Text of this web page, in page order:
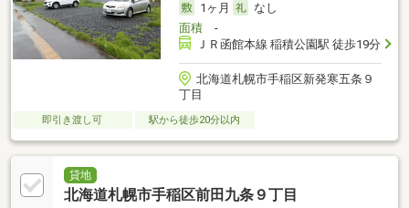
1ヶ月
なし
面積-
ＪＲ函館本線 稲積公園駅 徒歩19分
北海道札幌市手稲区新発寒五条９
丁目
即引き渡し可 駅から徒歩20分以内
貸地
北海道札幌市手稲区前田九条９丁目